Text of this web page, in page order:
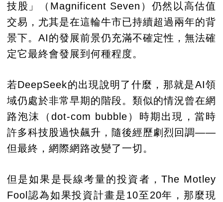
技股」（Magnificent Seven）仍然以高估值
交易，尤其是在這輪牛市已持續超過兩年的背
景下。AI的發展前景仍充滿不確定性，無法確
定它最終會發展到何種程度。
若DeepSeek的出現說明了什麼，那就是AI領
域仍處於非常早期的階段。類似的情況曾在網
路泡沫（dot-com bubble）時期出現，當時
許多科技股過快飆升，隨後經歷劇烈回調——
但最終，網際網路改變了一切。
但是如果是長線考量的投資者，The Motley
Fool認為如果投資計畫是10至20年，那麼現